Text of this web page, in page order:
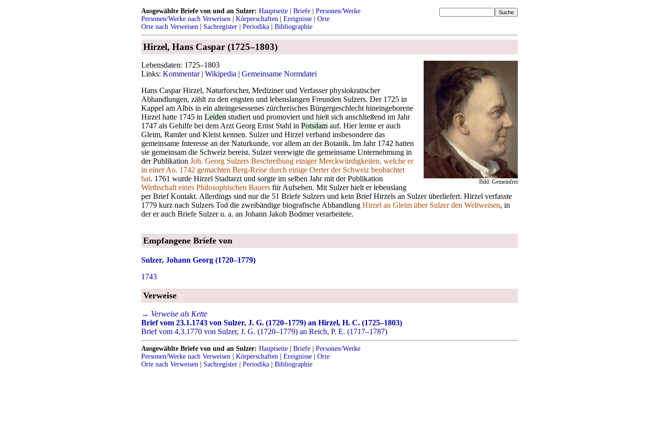
Ausgewählte Briefe von und an Sulzer: Hauptseite | Briefe | Personen/Werke
Personen/Werke nach Verweisen | Körperschaften | Ereignisse | Orte
Orte nach Verweisen | Sachregister | Periodika | Bibliographie
Hirzel, Hans Caspar (1725–1803)
Bild: Gemeinfrei
Lebensdaten: 1725–1803
Links: Kommentar| Wikipedia | Gemeinsame Normdatei
Hans Caspar Hirzel, Naturforscher, Mediziner und Verfasser physiokratischer
Abhandlungen, zählt zu den engsten und lebenslangen Freunden Sulzers. Der 1725 in
Kappel am Albis in ein alteingesessenes zürcherisches Bürgergeschlecht hineingeborene
Hirzel hatte 1745 in Leiden studiert und promoviert und hielt sich anschließend im Jahr
1747 als Gehilfe bei dem Arzt Georg Ernst Stahl in Potsdam auf. Hier lernte er auch
Gleim, Ramler und Kleist kennen. Sulzer und Hirzel verband insbesondere das
gemeinsame Interesse an der Naturkunde, vor allem an der Botanik. Im Jahr 1742 hatten
sie gemeinsam die Schweiz bereist. Sulzer verewigte die gemeinsame Unternehmung in
der Publikation Joh. Georg Sulzers Beschreibung einiger Merckwürdigkeiten, welche er
in einer Ao. 1742 gemachten Berg-Reise durch einige Oerter der Schweiz beobachtet
hat. 1761 wurde Hirzel Stadtarzt und sorgte im selben Jahr mit der Publikation
Wirthschaft eines Philosophischen Bauers für Aufsehen. Mit Sulzer hielt er lebenslang
per Brief Kontakt. Allerdings sind nur die 51 Briefe Sulzers und kein Brief Hirzels an Sulzer überliefert. Hirzel verfasste
1779 kurz nach Sulzers Tod die zweibändige biografische Abhandlung Hirzel an Gleim über Sulzer den Weltweisen, in
der er auch Briefe Sulzer u. a. an Johann Jakob Bodmer verarbeitete.
Empfangene Briefe von
Sulzer, Johann Georg (1720–1779)
1743
Verweise
→ Verweise als Kette
Brief vom 23.1.1743 von Sulzer, J. G. (1720–1779) an Hirzel, H. C. (1725–1803)
Brief vom 4.3.1770 von Sulzer, J. G. (1720–1779) an Reich, P. E. (1717–1787)
Ausgewählte Briefe von und an Sulzer: Hauptseite Briefe
Personen/Werke
Personen/Werke nach Verweisen
Körperschaften Ereignisse
Orte
Orte nach Verweisen
Sachregister Periodika Bibliographie